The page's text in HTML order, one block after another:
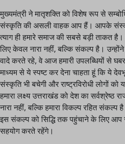
मुख्यमंत्री ने मातृशक्ति को विशेष रूप से
संस्कृति की असली वाहक आप हैं। आपके
त्याग ही हमारे समाज की सबसे बड़ी ताकत
लिए केवल नारा नहीं, बल्कि संकल्प है।
वादे करते रहे, वे आज हमारी उपलब्धियों से
माध्यम से ये स्पष्ट कर देना चाहता हूं कि ये
संस्कृति भी बचेगी और राष्ट्रविरोधी लोगों को
हमारा लक्ष्य उत्तराखंड को देश का सर्वश्रेष्ठ
नारा नहीं, बल्कि हमारा विकल्प रहित संकल्प
इस संकल्प को सिद्धि तक पहुंचाने के लिए आप
सहयोग करते रहेंगे।